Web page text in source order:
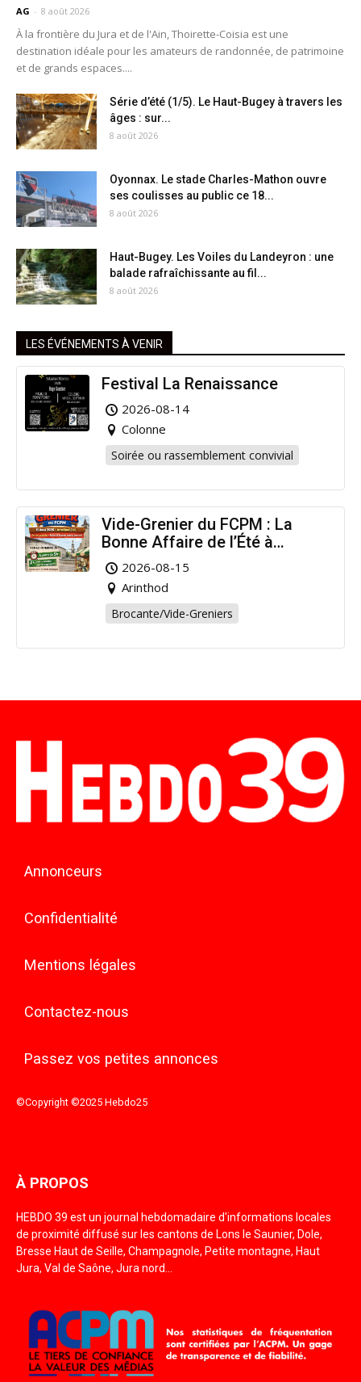
AG - 8 août 2026
À la frontière du Jura et de l'Ain, Thoirette-Coisia est une
destination idéale pour les amateurs de randonnée, de patrimoine
et de grands espaces....
Série d’été (1/5). Le Haut-Bugey à travers les
âges : sur...
8 août 2026
Oyonnax. Le stade Charles-Mathon ouvre
ses coulisses au public ce 18...
8 août 2026
Haut-Bugey. Les Voiles du Landeyron : une
balade rafraîchissante au fil...
8 août 2026
LES ÉVÉNEMENTS À VENIR
Festival La Renaissance
2026-08-14
Colonne
Soirée ou rassemblement convivial
Vide-Grenier du FCPM : La
Bonne Affaire de l’Été à
Arinthod !
2026-08-15
Arinthod
Brocante/Vide-Greniers